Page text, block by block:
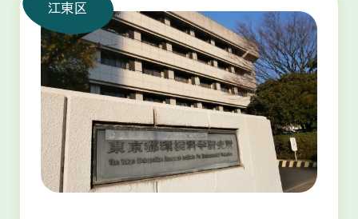
江東区